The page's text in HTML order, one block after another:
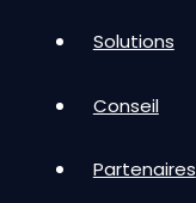
Solutions
Conseil
Partenaires